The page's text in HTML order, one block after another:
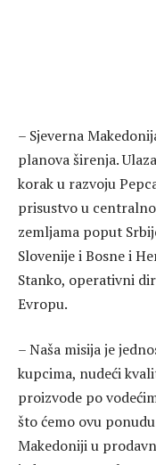
– Sjeverna
planova širenja.
korak u razvoju
prisustvo u
zemljama poput
Slovenije i Bosne i
Stanko, operativni
Evropu.
– Naša misija je
kupcima, nudeći
proizvode po
što ćemo ovu
Makedoniji u